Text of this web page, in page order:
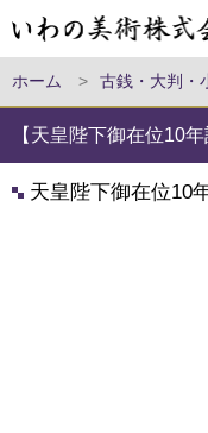
ホーム > 古銭・大判・
【天皇陛下御在位10
天皇陛下御在位10